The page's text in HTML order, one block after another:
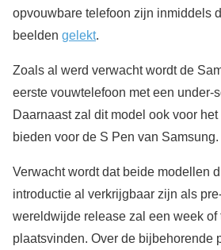
opvouwbare telefoon zijn inmiddels
beelden gelekt.
Zoals al werd verwacht wordt de
eerste vouwtelefoon met een under-
Daarnaast zal dit model ook voor
bieden voor de S Pen van Samsung.
Verwacht wordt dat beide modellen
introductie al verkrijgbaar zijn als
wereldwijde release zal een week of
plaatsvinden. Over de bijbehorende